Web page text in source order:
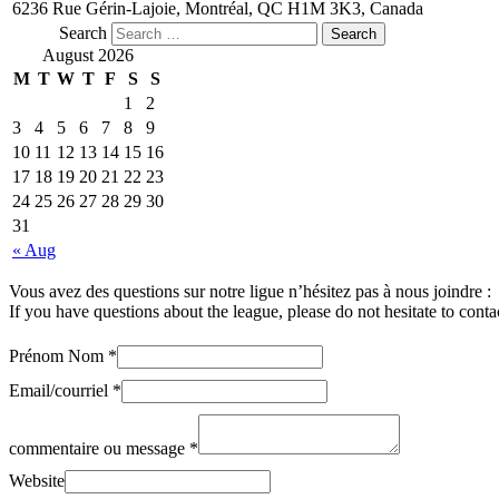
6236 Rue Gérin-Lajoie, Montréal, QC H1M 3K3, Canada
Search
August 2026
M T W T F S S
« Aug
1
2
3
4 5 6 7 8
9
10 11 12 13 14 15 16
17 18 19 20 21 22 23
24 25 26 27 28 29 30
31
Vous avez des questions sur notre ligue n’hésitez pas à nous joindre :
If you have questions about the league, please do not hesitate to
Prénom Nom *
Email/courriel *
commentaire ou message *
Website